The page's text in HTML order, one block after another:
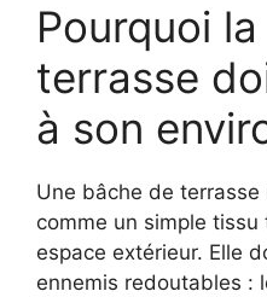
Pourquoi
terrasse
à son
Une bâche de terrasse
comme un simple tissu
espace extérieur. Elle
ennemis redoutables :